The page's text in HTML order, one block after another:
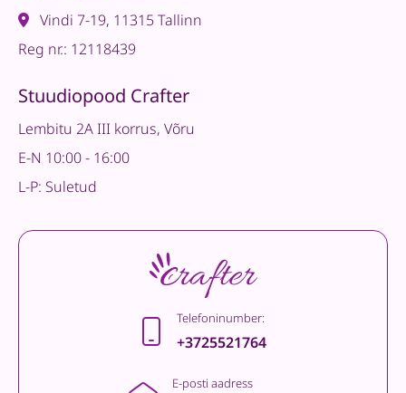
Vindi 7-19, 11315 Tallinn
Reg nr.: 12118439
Stuudiopood Crafter
Lembitu 2A III korrus, Võru
E-N 10:00 - 16:00
L-P: Suletud
Telefoninumber:
+3725521764
E-posti aadress